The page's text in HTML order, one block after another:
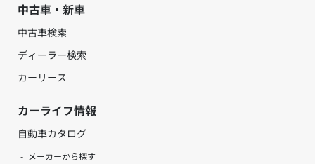
中古車・新車
中古車検索
ディーラー検索
カーリース
カーライフ情報
自動車カタログ
メーカーから探す